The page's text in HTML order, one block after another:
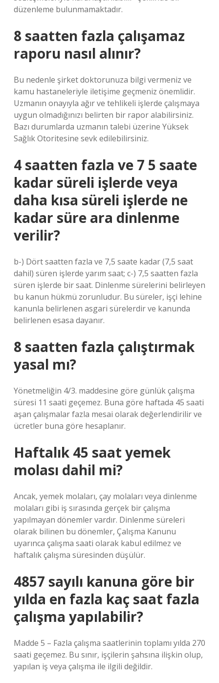
düzenleme bulunmamaktadır.
8 saatten fazla çalışamaz
raporu nasıl alınır?
Bu nedenle şirket doktorunuza bilgi vermeniz ve
kamu hastaneleriyle iletişime geçmeniz önemlidir.
Uzmanın onayıyla ağır ve tehlikeli işlerde çalışmaya
uygun olmadığınızı belirten bir rapor alabilirsiniz.
Bazı durumlarda uzmanın talebi üzerine Yüksek
Sağlık Otoritesine sevk edilebilirsiniz.
4 saatten fazla ve 7 5 saate
kadar süreli işlerde veya
daha kısa süreli işlerde ne
kadar süre ara dinlenme
verilir?
b-) Dört saatten fazla ve 7,5 saate kadar (7,5 saat
dahil) süren işlerde yarım saat; c-) 7,5 saatten fazla
süren işlerde bir saat. Dinlenme sürelerini belirleyen
bu kanun hükmü zorunludur. Bu süreler, işçi lehine
kanunla belirlenen asgari sürelerdir ve kanunda
belirlenen esasa dayanır.
8 saatten fazla çalıştırmak
yasal mı?
Yönetmeliğin 4/3. maddesine göre günlük çalışma
süresi 11 saati geçemez. Buna göre haftada 45 saati
aşan çalışmalar fazla mesai olarak değerlendirilir ve
ücretler buna göre hesaplanır.
Haftalık 45 saat yemek
molası dahil mi?
Ancak, yemek molaları, çay molaları veya dinlenme
molaları gibi iş sırasında gerçek bir çalışma
yapılmayan dönemler vardır. Dinlenme süreleri
olarak bilinen bu dönemler, Çalışma Kanunu
uyarınca çalışma saati olarak kabul edilmez ve
haftalık çalışma süresinden düşülür.
4857 sayılı kanuna göre bir
yılda en fazla kaç saat fazla
çalışma yapılabilir?
Madde 5 – Fazla çalışma saatlerinin toplamı yılda 270
saati geçemez. Bu sınır, işçilerin şahsına ilişkin olup,
yapılan iş veya çalışma ile ilgili değildir.